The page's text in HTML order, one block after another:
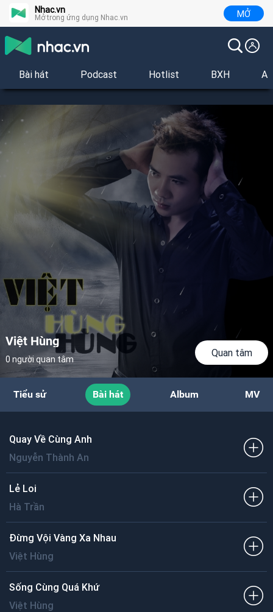
Nhac.vn
Mở trong ứng dụng Nhac.vn MỞ
Bài hát Podcast Hotlist BXH
Việt Hùng
0 người quan tâm
Quan tâm
Tiểu sử Bài hát Album MV
Quay Về Cùng Anh
Nguyễn Thành An
Lẻ Loi
Hà Trần
Đừng Vội Vàng Xa Nhau
Việt Hùng
Sống Cùng Quá Khứ
Việt Hùng